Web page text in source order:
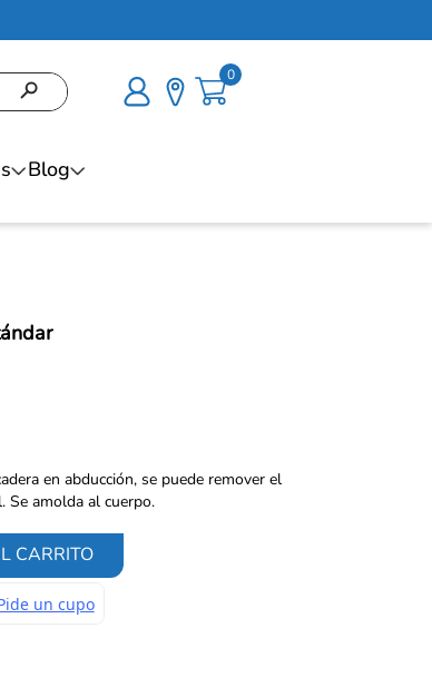
0
Blog
en abducción, se puede remover el
Se amolda al cuerpo.
CARRITO